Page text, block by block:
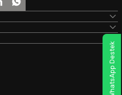
kutularda ve buz aküleriyle
garanti altındadır.
WhatsApp Destek